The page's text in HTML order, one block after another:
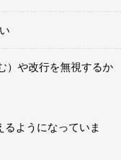
）や改行を無視するか
るようになっていま